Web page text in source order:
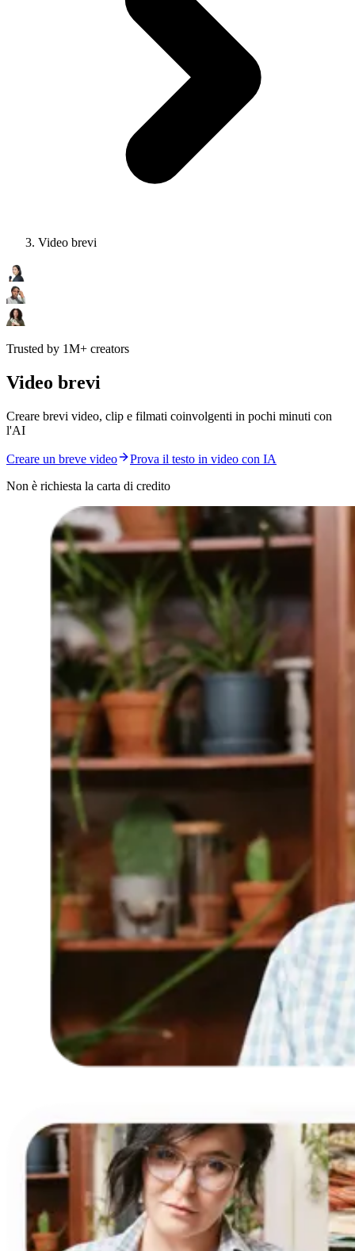
Video brevi
Trusted by 1M+ creators
Video brevi
Creare brevi video, clip e filmati coinvolgenti in pochi minuti con
l'AI
Creare un breve video
Prova il testo in video con IA
Non è richiesta la carta di credito